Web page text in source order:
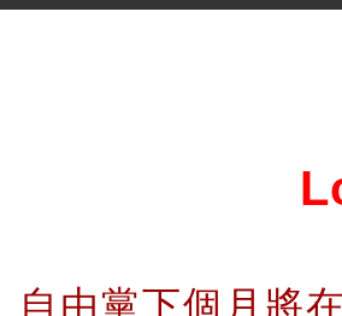
自由黨下個月將